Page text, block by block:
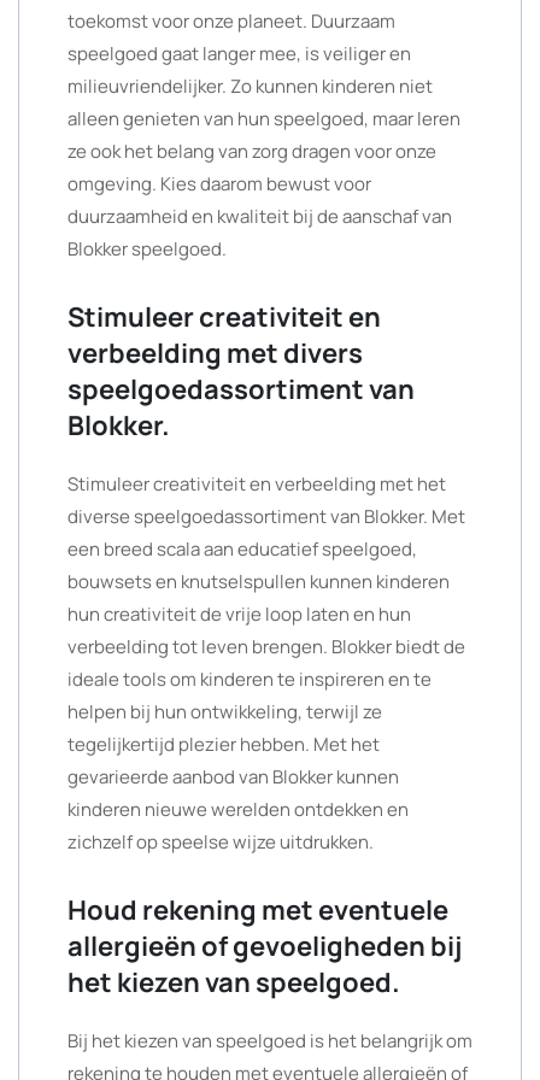
toekomst voor onze planeet. Duurzaam
speelgoed gaat langer mee, is veiliger en
milieuvriendelijker. Zo kunnen kinderen niet
alleen genieten van hun speelgoed, maar leren
ze ook het belang van zorg dragen voor onze
omgeving. Kies daarom bewust voor
duurzaamheid en kwaliteit bij de aanschaf van
Blokker speelgoed.
Stimuleer creativiteit en
verbeelding met divers
speelgoedassortiment van
Blokker.
Stimuleer creativiteit en verbeelding met het
diverse speelgoedassortiment van Blokker. Met
een breed scala aan educatief speelgoed,
bouwsets en knutselspullen kunnen kinderen
hun creativiteit de vrije loop laten en hun
verbeelding tot leven brengen. Blokker biedt de
ideale tools om kinderen te inspireren en te
helpen bij hun ontwikkeling, terwijl ze
tegelijkertijd plezier hebben. Met het
gevarieerde aanbod van Blokker kunnen
kinderen nieuwe werelden ontdekken en
zichzelf op speelse wijze uitdrukken.
Houd rekening met eventuele
allergieën of gevoeligheden bij
het kiezen van speelgoed.
Bij het kiezen van speelgoed is het belangrijk om
rekening te houden met eventuele allergieën of